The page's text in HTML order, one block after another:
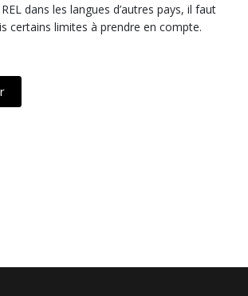
dans les langues d’autres pays, il faut
certains limites à prendre en compte.